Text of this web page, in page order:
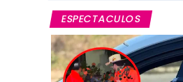
ESPECTACULOS